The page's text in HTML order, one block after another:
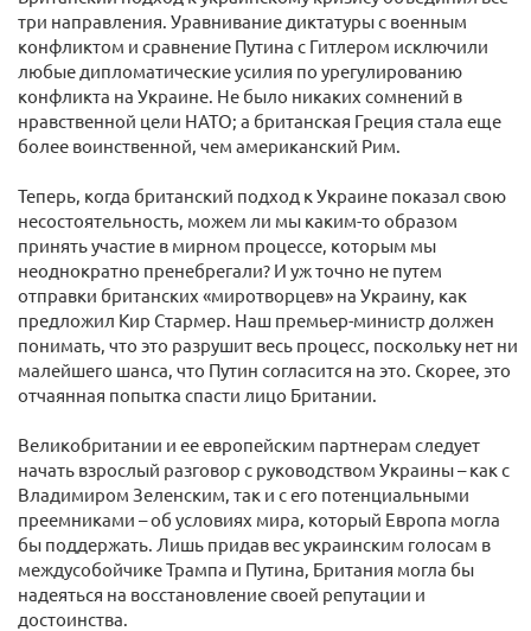
три направления. Уравнивание диктатуры с военным
конфликтом и сравнение Путина с Гитлером исключили
любые дипломатические усилия по урегулированию
конфликта на Украине. Не было никаких сомнений в
нравственной цели НАТО; а британская Греция стала еще
более воинственной, чем американский Рим.
Теперь, когда британский подход к Украине показал свою
несостоятельность, можем ли мы каким-то образом
принять участие в мирном процессе, которым мы
неоднократно пренебрегали? И уж точно не путем
отправки британских «миротворцев» на Украину, как
предложил Кир Стармер. Наш премьер-министр должен
понимать, что это разрушит весь процесс, поскольку нет ни
малейшего шанса, что Путин согласится на это. Скорее, это
отчаянная попытка спасти лицо Британии.
Великобритании и ее европейским партнерам следует
начать взрослый разговор с руководством Украины – как с
Владимиром Зеленским, так и с его потенциальными
преемниками – об условиях мира, который Европа могла
бы поддержать. Лишь придав вес украинским голосам в
междусобойчике Трампа и Путина, Британия могла бы
надеяться на восстановление своей репутации и
достоинства.